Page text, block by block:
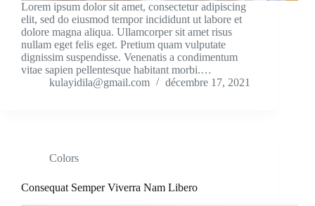
Lorem ipsum dolor sit amet, consectetur adipiscing
elit, sed do eiusmod tempor incididunt ut labore et
dolore magna aliqua. Ullamcorper sit amet risus
nullam eget felis eget. Pretium quam vulputate
dignissim suspendisse. Venenatis a condimentum
vitae sapien pellentesque habitant morbi.…
kulayidila@gmail.com
décembre 17, 2021
Colors
Consequat Semper Viverra Nam Libero